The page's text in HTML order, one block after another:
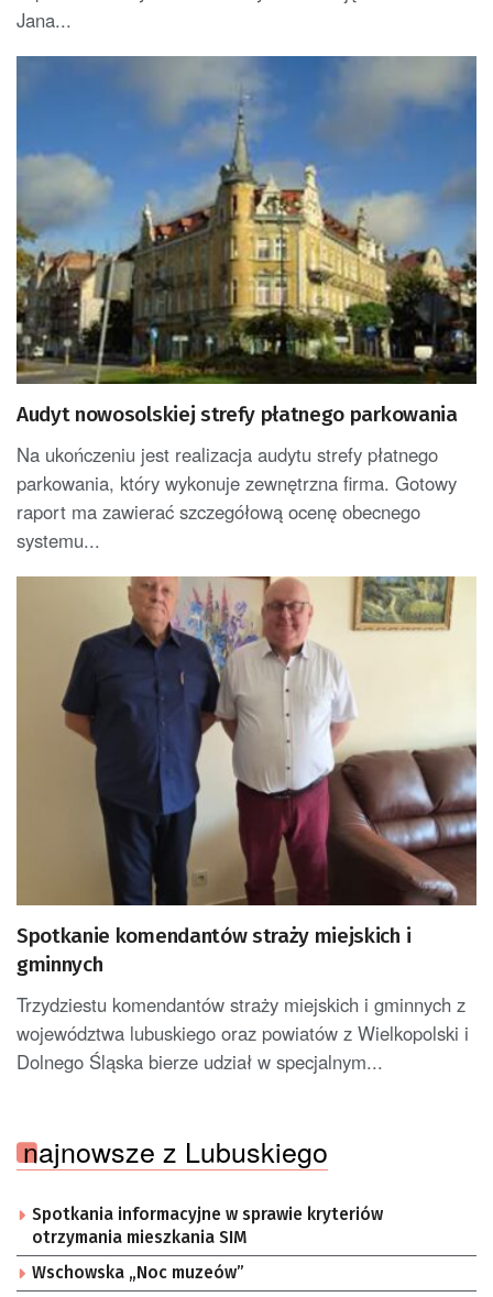
Jana...
Audyt nowosolskiej strefy płatnego parkowania
Na ukończeniu jest realizacja audytu strefy płatnego
parkowania, który wykonuje zewnętrzna firma. Gotowy
raport ma zawierać szczegółową ocenę obecnego
systemu...
Spotkanie komendantów straży miejskich i
gminnych
Trzydziestu komendantów straży miejskich i gminnych z
województwa lubuskiego oraz powiatów z Wielkopolski i
Dolnego Śląska bierze udział w specjalnym...
najnowsze z Lubuskiego
Spotkania informacyjne w sprawie kryteriów
otrzymania mieszkania SIM
Wschowska „Noc muzeów”